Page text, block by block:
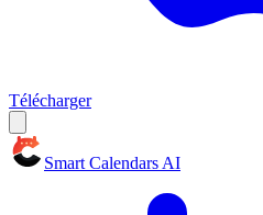
Télécharger
Smart Calendars AI